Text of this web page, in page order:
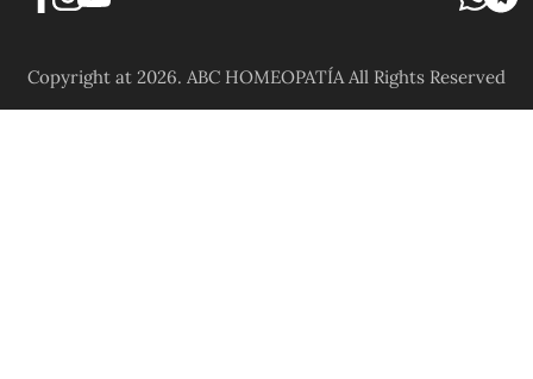
Copyright at 2026. ABC HOMEOPATÍA All Rights Reserved